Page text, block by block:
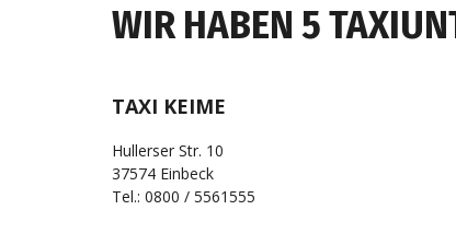
WIR HABEN 5
TAXI KEIME
Hullerser Str. 10
37574 Einbeck
Tel.: 0800 / 5561555